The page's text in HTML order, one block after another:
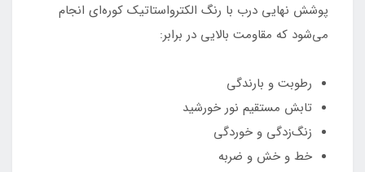
پوشش نهایی درب با رنگ الکترواستاتیک کوره‌ای انجام
می‌شود که مقاومت بالایی در برابر:
رطوبت و بارندگی
تابش مستقیم نور خورشید
زنگ‌زدگی و خوردگی
خط و خش و ضربه